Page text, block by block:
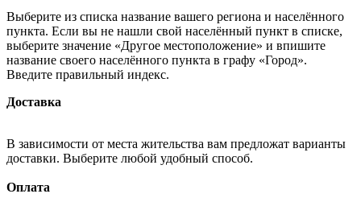
Выберите из списка название вашего региона и населённого
пункта. Если вы не нашли свой населённый пункт в списке,
выберите значение «Другое местоположение» и впишите
название своего населённого пункта в графу «Город».
Введите правильный индекс.
Доставка
В зависимости от места жительства вам предложат варианты
доставки. Выберите любой удобный способ.
Оплата